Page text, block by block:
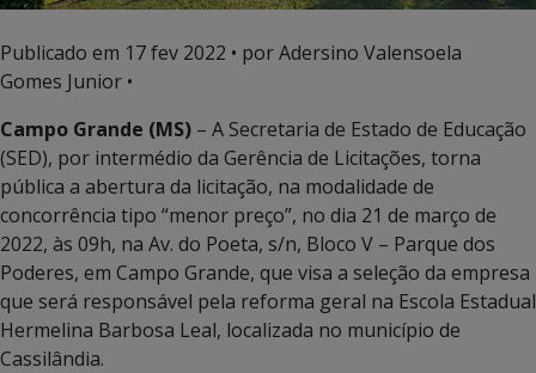
Publicado em 17 fev 2022 • por Adersino Valensoela
Gomes Junior •
Campo Grande (MS) – A Secretaria de Estado de Educação
(SED), por intermédio da Gerência de Licitações, torna
pública a abertura da licitação, na modalidade de
concorrência tipo “menor preço”, no dia 21 de março de
2022, às 09h, na Av. do Poeta, s/n, Bloco V – Parque dos
Poderes, em Campo Grande, que visa a seleção da empresa
que será responsável pela reforma geral na Escola Estadual
Hermelina Barbosa Leal, localizada no município de
Cassilândia.